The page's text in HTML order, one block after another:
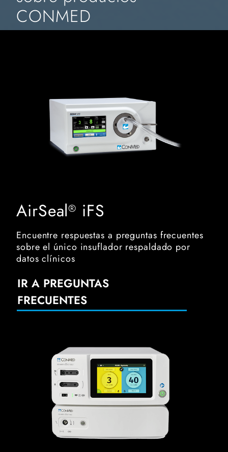
CONMED
AirSeal® iFS
Encuentre respuestas a preguntas frecuentes
sobre el único insuflador respaldado por
datos clínicos
IR A PREGUNTAS
FRECUENTES